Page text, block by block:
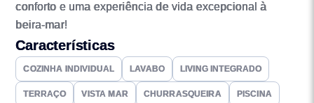
conforto e uma experiência de vida excepcional à
beira-mar!
Características
COZINHA INDIVIDUAL LAVABO LIVING INTEGRADO
TERRAÇO VISTA MAR CHURRASQUEIRA PISCINA